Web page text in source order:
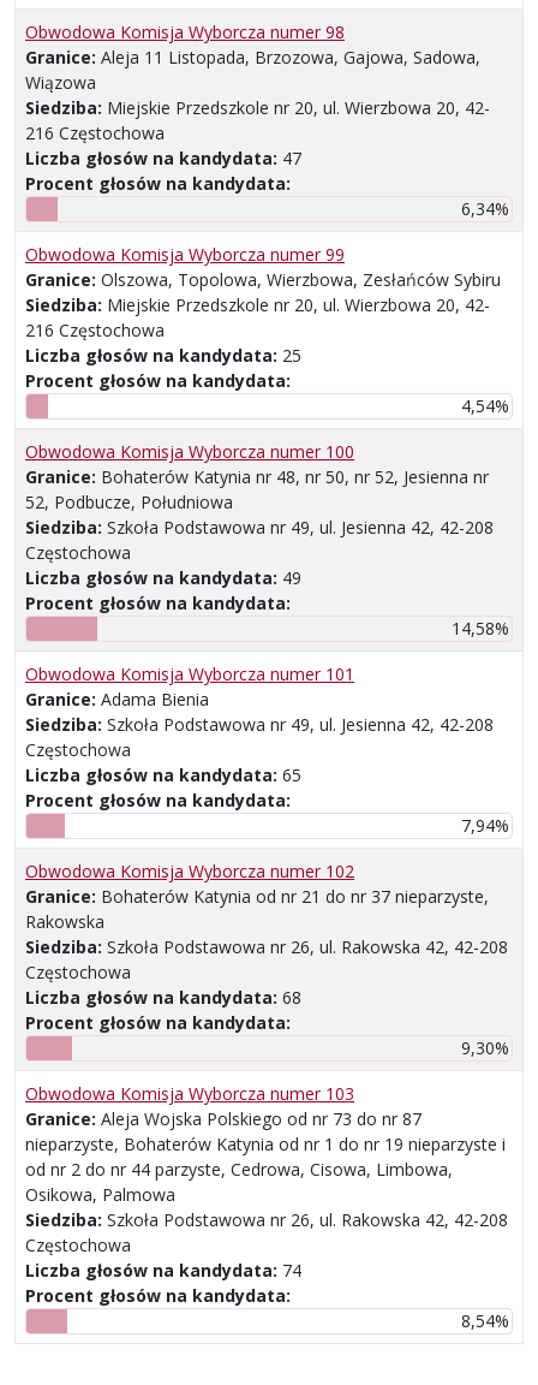
Obwodowa Komisja Wyborcza numer 98
Granice: Aleja 11 Listopada, Brzozowa, Gajowa, Sadowa,
Wiązowa
Siedziba: Miejskie Przedszkole nr 20, ul. Wierzbowa 20, 42-
216 Częstochowa
Liczba głosów na kandydata: 47
Procent głosów na kandydata:
6,34%
Obwodowa Komisja Wyborcza numer 99
Granice: Olszowa, Topolowa, Wierzbowa, Zesłańców Sybiru
Siedziba: Miejskie Przedszkole nr 20, ul. Wierzbowa 20, 42-
216 Częstochowa
Liczba głosów na kandydata: 25
Procent głosów na kandydata:
4,54%
Obwodowa Komisja Wyborcza numer 100
Granice: Bohaterów Katynia nr 48, nr 50, nr 52, Jesienna nr
52, Podbucze, Południowa
Siedziba: Szkoła Podstawowa nr 49, ul. Jesienna 42, 42-208
Częstochowa
Liczba głosów na kandydata: 49
Procent głosów na kandydata:
14,58%
Obwodowa Komisja Wyborcza numer 101
Granice: Adama Bienia
Siedziba: Szkoła Podstawowa nr 49, ul. Jesienna 42, 42-208
Częstochowa
Liczba głosów na kandydata: 65
Procent głosów na kandydata:
7,94%
Obwodowa Komisja Wyborcza numer 102
Granice: Bohaterów Katynia od nr 21 do nr 37 nieparzyste,
Rakowska
Siedziba: Szkoła Podstawowa nr 26, ul. Rakowska 42, 42-208
Częstochowa
Liczba głosów na kandydata: 68
Procent głosów na kandydata:
9,30%
Obwodowa Komisja Wyborcza numer 103
Granice: Aleja Wojska Polskiego od nr 73 do nr 87
nieparzyste, Bohaterów Katynia od nr 1 do nr 19 nieparzyste i
od nr 2 do nr 44 parzyste, Cedrowa, Cisowa, Limbowa,
Osikowa, Palmowa
Siedziba: Szkoła Podstawowa nr 26, ul. Rakowska 42, 42-208
Częstochowa
Liczba głosów na kandydata: 74
Procent głosów na kandydata:
8,54%